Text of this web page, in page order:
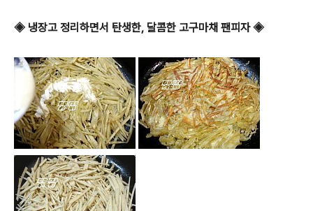
◈ 냉장고 정리하면서 탄생한, 달콤한 고구마채 팬피자 ◈